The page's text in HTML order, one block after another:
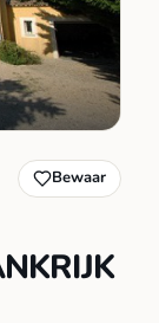
Bewaar